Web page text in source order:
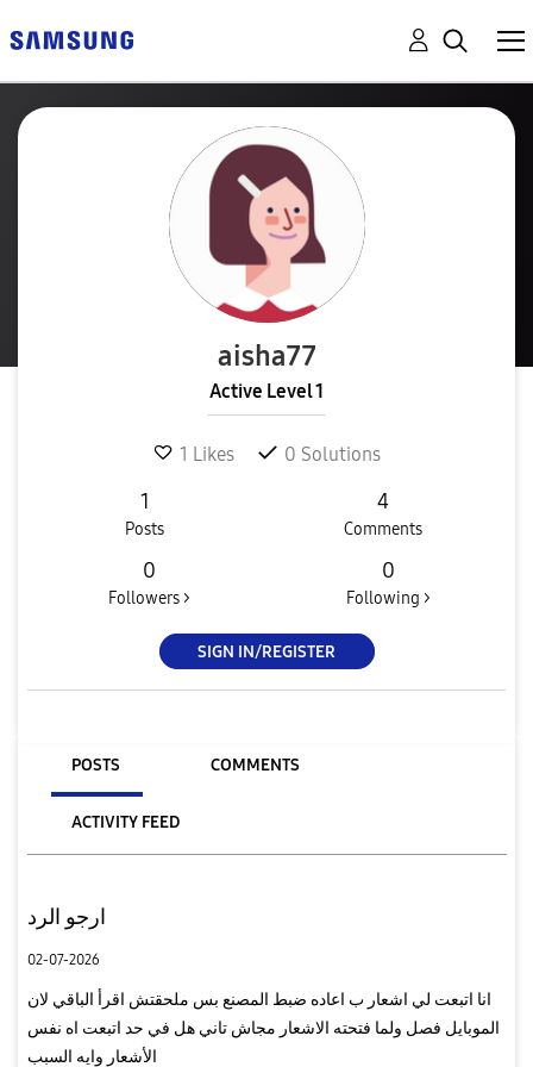
aisha77
Active Level 1
1 Likes 0 Solutions
1
Posts
4
Comments
0
Followers >
0
Following >
SIGN IN/REGISTER
POSTS COMMENTS
ACTIVITY FEED
ارجو الرد
02-07-2026
انا اتبعت لي اشعار ب اعاده ضبط المصنع بس ملحقتش اقرأ الباقي لان
الموبايل فصل ولما فتحته الاشعار مجاش تاني هل في حد اتبعت اه نفس
الأشعار وايه السبب